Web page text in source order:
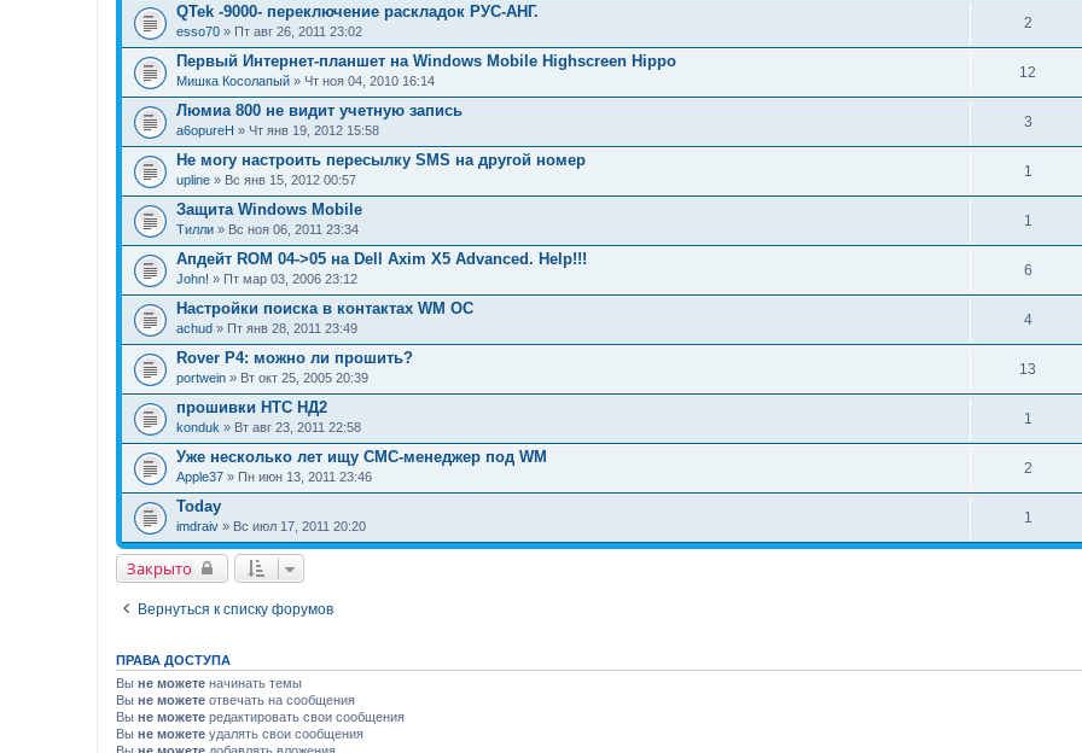
QTek -9000- переключение раскладок РУС-АНГ.
esso70 » Пт авг 26, 2011 23:02
2
Первый Интернет-планшет на Windows Mobile Highscreen Hippo
Мишка Косолапый » Чт ноя 04, 2010 16:14
12
Люмиа 800 не видит учетную запись
a6opureH » Чт янв 19, 2012 15:58
3
Не могу настроить пересылку SMS на другой номер
upline » Вс янв 15, 2012 00:57
1
Защита Windows Mobile
Тилли » Вс ноя 06, 2011 23:34
1
Апдейт RОМ 04->05 на Dell Axim X5 Advanced. Help!!!
John! » Пт мар 03, 2006 23:12
6
Настройки поиска в контактах WM ОС
achud » Пт янв 28, 2011 23:49
4
Rover P4: можно ли прошить?
portwein » Вт окт 25, 2005 20:39
13
прошивки НТС НД2
konduk » Вт авг 23, 2011 22:58
1
Уже несколько лет ищу СМС-менеджер под WM
Apple37 » Пн июн 13, 2011 23:46
2
Today
imdraiv » Вс июл 17, 2011 20:20
1
Закрыто
Вернуться к списку форумов
ПРАВА ДОСТУПА
Вы не можете начинать темы
Вы не можете отвечать на сообщения
Вы не можете редактировать свои сообщения
Вы не можете удалять свои сообщения
Вы не можете добавлять вложения